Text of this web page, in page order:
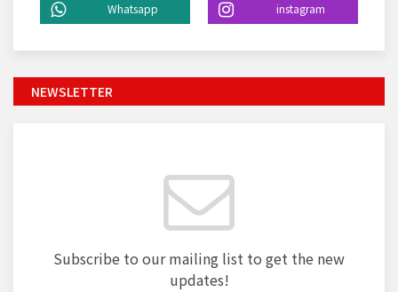
Whatsapp instagram
NEWSLETTER
Subscribe to our mailing list to get the new
updates!